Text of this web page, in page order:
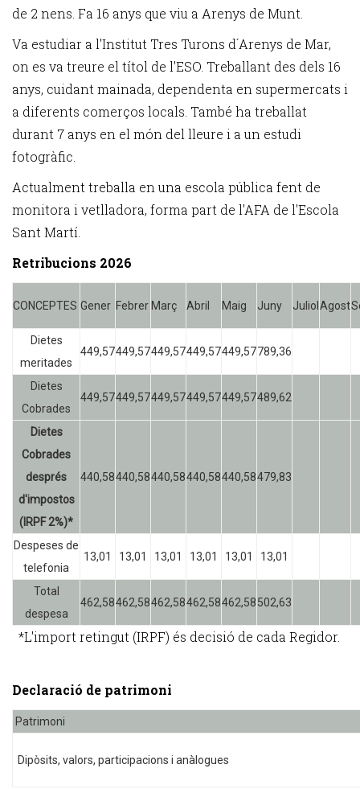
de 2 nens. Fa 16 anys que viu a Arenys de Munt.
Va estudiar a l'Institut Tres Turons d´Arenys de Mar,
on es va treure el títol de l'ESO. Treballant des dels 16
anys, cuidant mainada, dependenta en supermercats i
a diferents comerços locals. També ha treballat
durant 7 anys en el món del lleure i a un estudi
fotogràfic.
Actualment treballa en una escola pública fent de
monitora i vetlladora, forma part de l'AFA de l'Escola
Sant Martí.
Retribucions 2026
CONCEPTES Gener Febrer Març Abril Maig Juny Juliol Agost
Dietes
meritades
449,57449,57449,57449,57449,57789,36
Dietes
Cobrades
449,57449,57449,57449,57449,57489,62
Dietes
Cobrades
després
d'impostos
(IRPF 2%)*
440,58440,58440,58440,58440,58479,83
Despeses de
telefonia
13,01 13,01 13,01 13,01 13,01 13,01
Total
despesa
462,58462,58462,58462,58462,58502,63
*L'import retingut (IRPF) és decisió de cada Regidor.
Declaració de patrimoni
Patrimoni
Dipòsits, valors, participacions i anàlogues